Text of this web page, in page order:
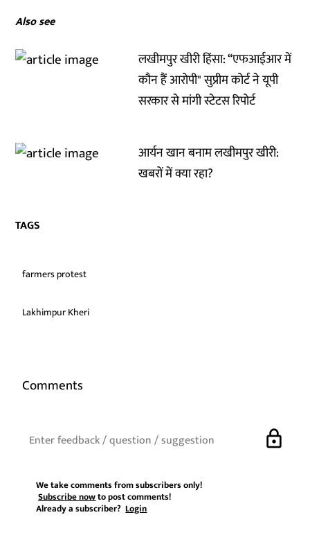
Also see
लखीमपुर खीरी हिंसा: “एफआईआर में
कौन हैं आरोपी" सुप्रीम कोर्ट ने यूपी
सरकार से मांगी स्टेटस रिपोर्ट
आर्यन खान बनाम लखीमपुर खीरी:
खबरों में क्या रहा?
TAGS
farmers protest
Lakhimpur Kheri
Comments
lock
We take comments from subscribers only!
Subscribe nowto post comments!
Already a subscriber?Login